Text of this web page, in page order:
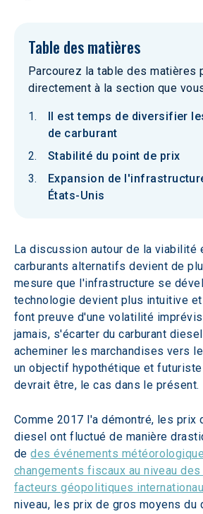
Table des matières
Parcourez la table des matières
directement à la section que
Il est temps de diversifier
de carburant
Stabilité du point de prix
Expansion de
États-Unis
La discussion autour de la viabilité
carburants alternatifs devient de
mesure que l'infrastructure se
technologie devient plus intuitive
font preuve d'une volatilité
jamais, s'écarter du carburant
acheminer les marchandises vers
un objectif hypothétique et
devrait être, le cas dans le présent.
Comme 2017 l'a démontré, les prix
diesel ont fluctué de manière
de des événements
changements fiscaux au niveau des
facteurs géopolitiques
niveau, les prix de gros moyens du